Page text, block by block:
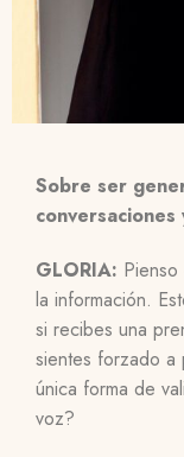
Sobre ser
GLORIA:
la información.
si recibes una
sientes forzado a
única forma de
voz?